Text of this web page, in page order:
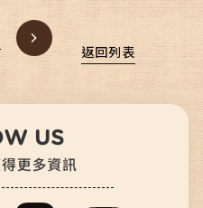
返回列表